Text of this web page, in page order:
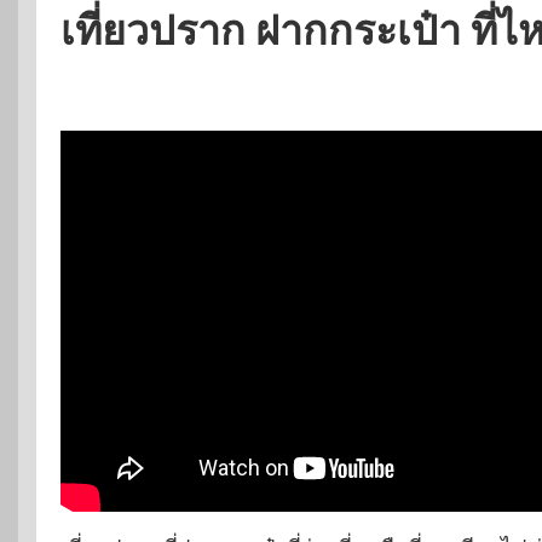
เที่ยวปราก ฝากกระเป๋า ที่ไ